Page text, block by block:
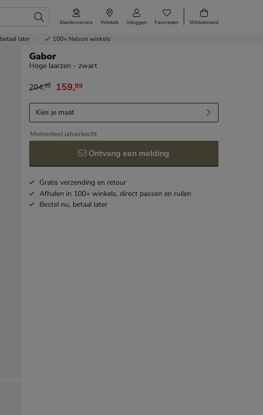
Klantenservice Winkels Inloggen Favorieten Winkelmand
betaal later 100+ Nelson winkels
Gabor
Hoge laarzen - zwart
van € 204,99 voor € 159,99
204,99 159,99
Kies je maat
Momenteel uitverkocht
Ontvang een melding
Gratis verzending en retour
Afhalen in 100+ winkels, direct passen en ruilen
Bestel nu, betaal later